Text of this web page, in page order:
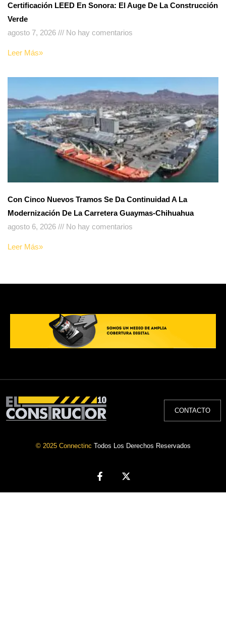
Certificación LEED En Sonora: El Auge De La Construcción
Verde
agosto 7, 2026
No hay comentarios
Leer Más»
Con Cinco Nuevos Tramos Se Da Continuidad A La
Modernización De La Carretera Guaymas-Chihuahua
agosto 6, 2026
No hay comentarios
Leer Más»
CONTACTO
© 2025 Connectinc Todos Los Derechos Reservados